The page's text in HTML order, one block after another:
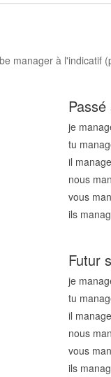
manager à l'indicatif
je manag
tu manag
il manag
nous
vous
ils manag
Futur
je manag
tu manag
il manag
nous
vous
ils manag